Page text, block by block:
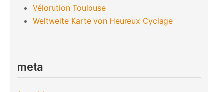
Vélorution Toulouse
Weltweite Karte von Heureux Cyclage
meta